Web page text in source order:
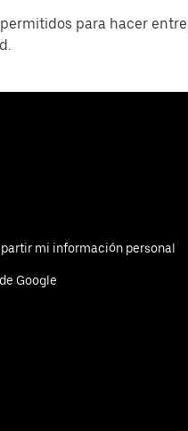
para hacer
mi información personal
Google